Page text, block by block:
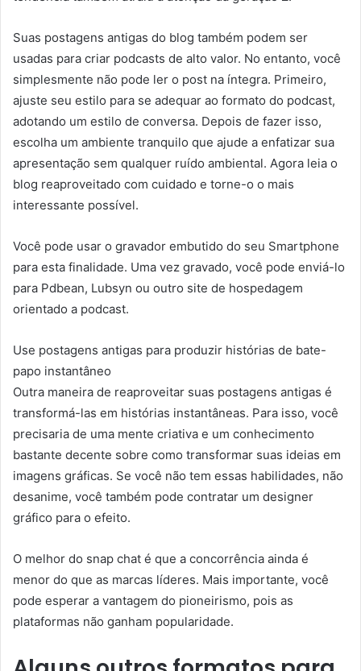
Suas postagens antigas do blog também podem ser
usadas para criar podcasts de alto valor. No entanto, você
simplesmente não pode ler o post na íntegra. Primeiro,
ajuste seu estilo para se adequar ao formato do podcast,
adotando um estilo de conversa. Depois de fazer isso,
escolha um ambiente tranquilo que ajude a enfatizar sua
apresentação sem qualquer ruído ambiental. Agora leia o
blog reaproveitado com cuidado e torne-o o mais
interessante possível.
Você pode usar o gravador embutido do seu Smartphone
para esta finalidade. Uma vez gravado, você pode enviá-lo
para Pdbean, Lubsyn ou outro site de hospedagem
orientado a podcast.
Use postagens antigas para produzir histórias de bate-
papo instantâneo
Outra maneira de reaproveitar suas postagens antigas é
transformá-las em histórias instantâneas. Para isso, você
precisaria de uma mente criativa e um conhecimento
bastante decente sobre como transformar suas ideias em
imagens gráficas. Se você não tem essas habilidades, não
desanime, você também pode contratar um designer
gráfico para o efeito.
O melhor do snap chat é que a concorrência ainda é
menor do que as marcas líderes. Mais importante, você
pode esperar a vantagem do pioneirismo, pois as
plataformas não ganham popularidade.